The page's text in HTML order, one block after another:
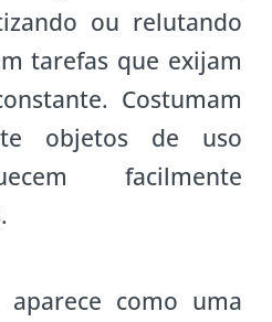
ou relutando
tarefas que exijam
Costumam
objetos de uso
facilmente
como uma